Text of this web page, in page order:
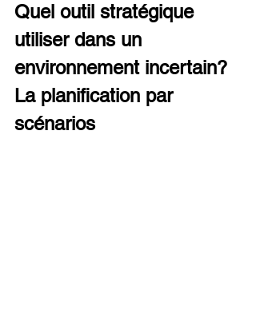
Quel outil stratégique
utiliser dans un
environnement incertain?
La planification par
scénarios